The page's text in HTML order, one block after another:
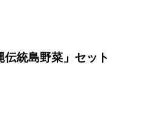
統島野菜」セット